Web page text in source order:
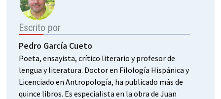
Escrito por
Pedro García Cueto
Poeta, ensayista, crítico literario y profesor de
lengua y literatura. Doctor en Filología Hispánica y
Licenciado en Antropología, ha publicado más de
quince libros. Es especialista en la obra de Juan